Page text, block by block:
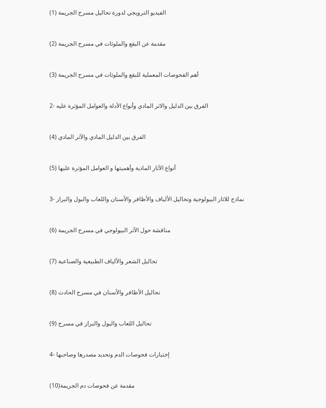
(1) الفيديو الترويجي لدورة تحاليل مسرح الجريمة
(2) مقدمة عن البقع والملوثات في مسرح الجريمة
(3) أهم الفحوصات المعملية للبقع والملوثات في مسرح الجريمة
2- الفرق بين الدليل والاثر المادي وأنواع الأدلة والعوامل المؤثرة عليه
(4) الفرق بين الدليل المادي والآثر المادي
(5) أنواع الآثار المادية وأهميتها و العوامل المؤثرة عليها
3- نماذج للاثار البيولوجية وتحاليل الألياف والأظافر والأسنان واللعاب والبول والبراز
(6) مناقشة حول الآثر البيولوجي في مسرح الجريمة
(7) تحاليل الشعر والألياف الطبيعية والصناعية
(8) تحاليل الأظافر والأسنان في مسرح الحادث
(9) تحاليل اللعاب والبول والبراز في مسرح
4- إختبارات فحوصات الدم وتحديد مصدرها وصاحبها
(10)مقدمة عن فحوصات دم الجريمة